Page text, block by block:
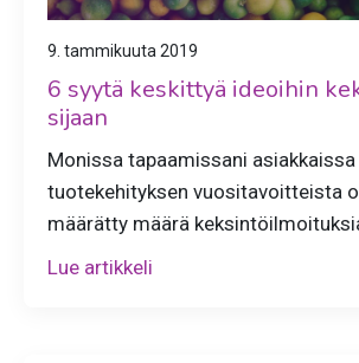
9. tammikuuta 2019
6 syytä keskittyä ideoihin
sijaan
Monissa tapaamissani asiakkaissa
tuotekehityksen vuositavoitteista
määrätty määrä
Lue artikkeli